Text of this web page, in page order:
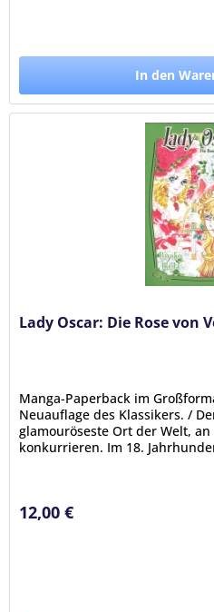
In den
Lady Oscar: Die Rose von
Manga-Paperback im
Neuauflage des Klassikers. /
glamouröseste Ort der Welt,
konkurrieren. Im 18.
12,00 €